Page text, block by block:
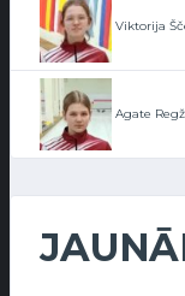
Viktorija
Agate